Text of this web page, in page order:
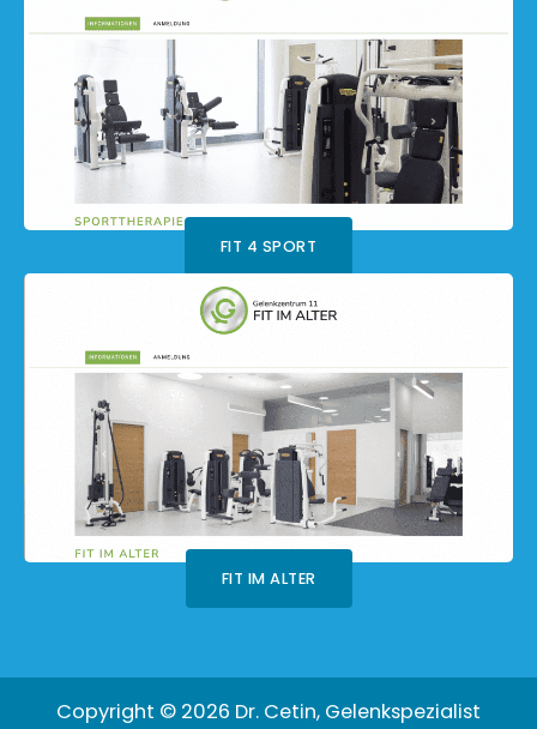
FIT 4 SPORT
FIT IM ALTER
Copyright © 2026 Dr. Cetin, Gelenkspezialist